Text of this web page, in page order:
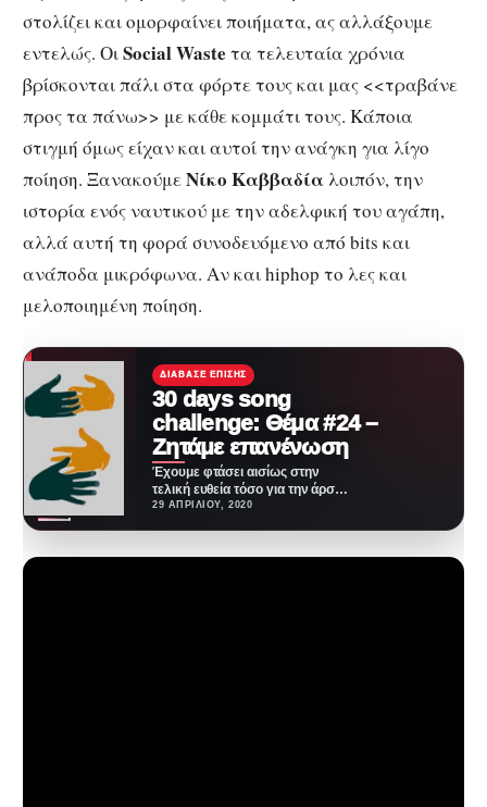
στολίζει και ομορφαίνει ποιήματα, ας αλλάξουμε
εντελώς. ΟιSocial Waste τα τελευταία χρόνια
βρίσκονται πάλι στα φόρτε τους και μας <<τραβάνε
προς τα πάνω>> με κάθε κομμάτι τους. Κάποια
στιγμή όμως είχαν και αυτοί την ανάγκη για λίγο
ποίηση. ΞανακούμεΝίκο Καββαδία λοιπόν, την
ιστορία ενός ναυτικού με την αδελφική του αγάπη,
αλλά αυτή τη φορά συνοδευόμενο από bits και
ανάποδα μικρόφωνα. Αν και hiphop το λες και
μελοποιημένη ποίηση.
ΔΙΆΒΑΣΕ ΕΠΊΣΗΣ
30 days song
challenge: Θέμα #24 –
Ζητάμε επανένωση
Έχουμε φτάσει αισίως στην
τελική ευθεία τόσο για την άρση
της απαγόρευσης (που στάθηκε
29 ΑΠΡΙΛΊΟΥ, 2020